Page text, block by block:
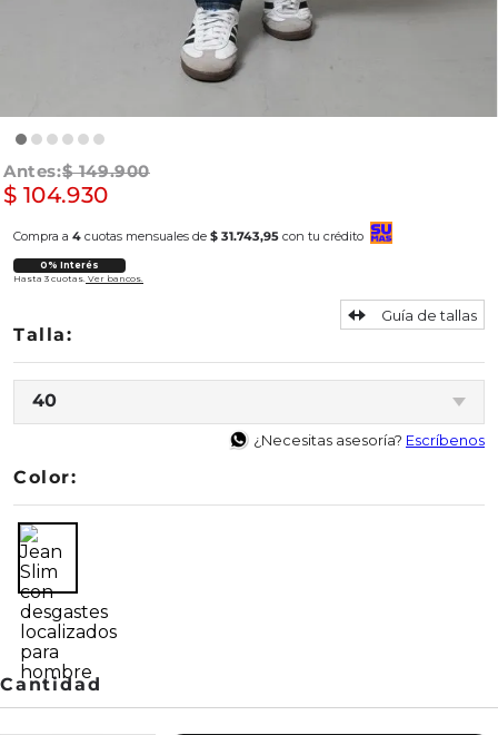
$ 149.900
$ 104.930
Compra a 4 cuotas mensuales de $ 31.743,95 con tu crédito
0% Interés
Hasta 3 cuotas. Ver bancos.
40
Guía de tallas
¿Necesitas asesoría? Escríbenos
Color: